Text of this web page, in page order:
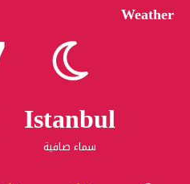
Weather
Istanbul
سماء صافية